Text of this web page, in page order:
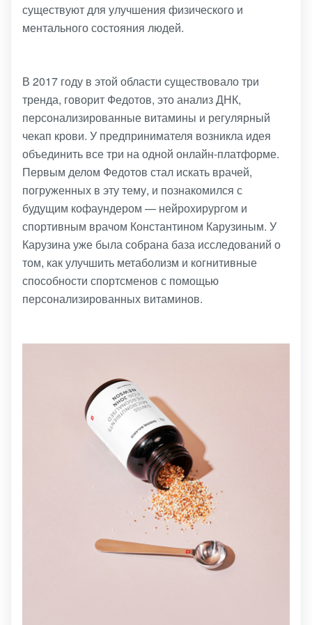
существуют для улучшения физического и
ментального состояния людей.
В 2017 году в этой области существовало три
тренда, говорит Федотов, это анализ ДНК,
персонализированные витамины и регулярный
чекап крови. У предпринимателя возникла идея
объединить все три на одной онлайн-платформе.
Первым делом Федотов стал искать врачей,
погруженных в эту тему, и познакомился с
будущим кофаундером — нейрохирургом и
спортивным врачом Константином Карузиным. У
Карузина уже была собрана база исследований о
том, как улучшить метаболизм и когнитивные
способности спортсменов с помощью
персонализированных витаминов.